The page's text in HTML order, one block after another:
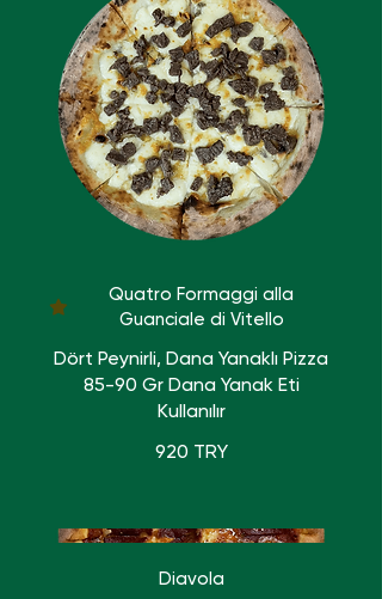
Quatro Formaggi alla
Guanciale di Vitello
Dört Peynirli, Dana Yanaklı Pizza
85-90 Gr Dana Yanak Eti
Kullanılır
920 TRY
Diavola